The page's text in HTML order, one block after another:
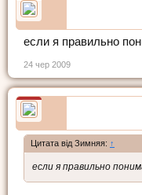
если я правильно
24 чер 2009
Цитата від Зимняя: ↑
если я правильно